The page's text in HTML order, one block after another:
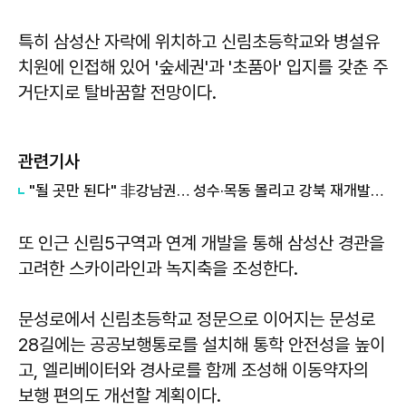
특히 삼성산 자락에 위치하고 신림초등학교와 병설유
치원에 인접해 있어 '숲세권'과 '초품아' 입지를 갖춘 주
거단지로 탈바꿈할 전망이다.
관련기사
"될 곳만 된다" 非강남권… 성수·목동 몰리고 강북 재개발은 유찰 우려
또 인근 신림5구역과 연계 개발을 통해 삼성산 경관을
고려한 스카이라인과 녹지축을 조성한다.
문성로에서 신림초등학교 정문으로 이어지는 문성로
28길에는 공공보행통로를 설치해 통학 안전성을 높이
고, 엘리베이터와 경사로를 함께 조성해 이동약자의
보행 편의도 개선할 계획이다.